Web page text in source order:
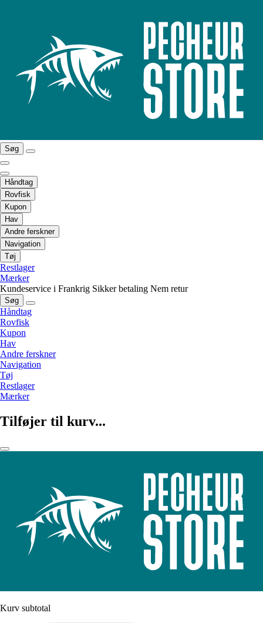
Søg
Håndtag
Rovfisk
Kupon
Hav
Andre ferskner
Navigation
Tøj
Restlager
Mærker
Kundeservice i Frankrig Sikker betaling Nem retur
Søg
Håndtag
Rovfisk
Kupon
Hav
Andre ferskner
Navigation
Tøj
Restlager
Mærker
Tilføjer til kurv...
Kurv subtotal